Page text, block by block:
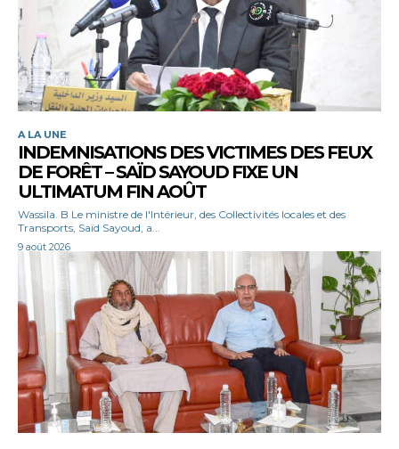
A LA UNE
INDEMNISATIONS DES VICTIMES DES FEUX
DE FORÊT – SAÏD SAYOUD FIXE UN
ULTIMATUM FIN AOÛT
Wassila. B Le ministre de l'Intérieur, des Collectivités locales et des
Transports, Saïd Sayoud, a...
9 août 2026